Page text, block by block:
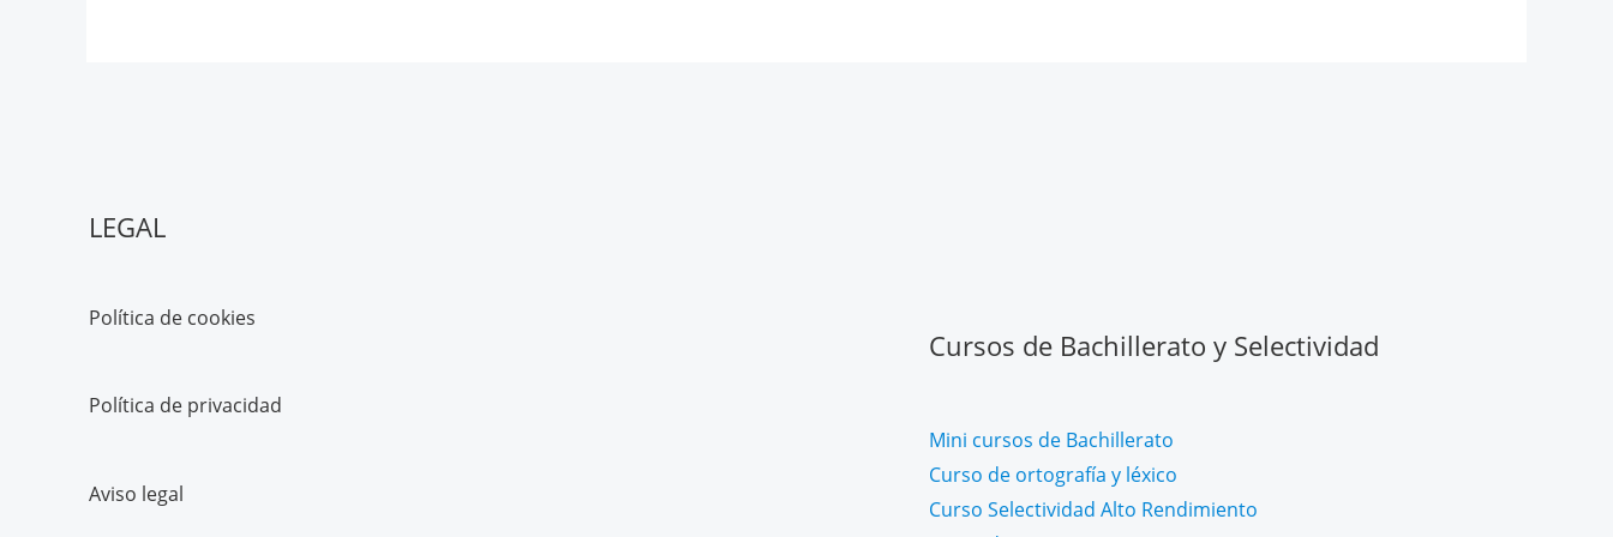
LEGAL
Política de cookies
Política de privacidad
Aviso legal
Cursos de Bachillerato y Selectividad
Mini cursos de Bachillerato
Curso de ortografía y léxico
Curso Selectividad Alto Rendimiento